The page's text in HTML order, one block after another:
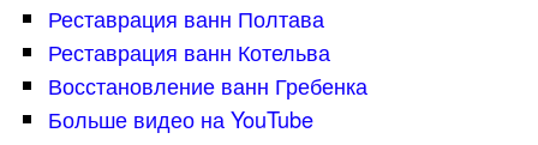
Реставрация ванн Полтава
Реставрация ванн Котельва
Восстановление ванн Гребенка
Больше видео на YouTube